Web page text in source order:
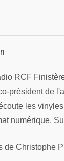
RCF
président de
les
numérique.
de Christophe